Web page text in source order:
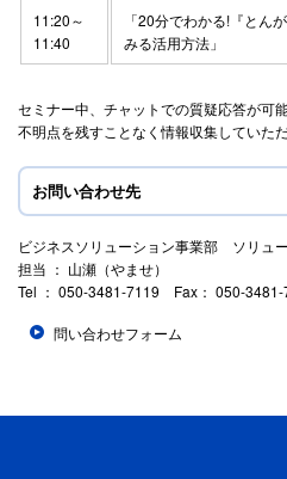
11:20～
11:40
「20分でわかる!『とん
みる活用方法」
セミナー中、チャットでの質疑応答が可能
不明点を残すことなく情報収集していた
お問い合わせ先
ビジネスソリューション事業部 ソリュ
担当 ： 山瀬（やませ）
Tel ： 050-3481-7119 Fax： 050-3481-
問い合わせフォーム